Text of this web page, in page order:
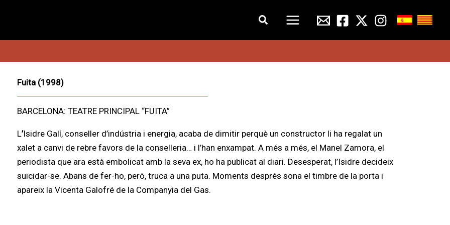
Cerca
Fuita (1998)
BARCELONA: TEATRE PRINCIPAL “FUITA”
L’Isidre Galí, conseller d’indústria i energia, acaba de dimitir perquè un constructor li ha regalat un
xalet a canvi de rebre favors de la conselleria… i l’han enxampat. A més a més, el Manel Zamora, el
periodista que ara està embolicat amb la seva ex, ho ha publicat al diari. Desesperat, l’Isidre decideix
suicidar-se. Abans de fer-ho, però, truca a una puta. Moments després sona el timbre de la porta i
apareix la Vicenta Galofré de la Companyia del Gas.